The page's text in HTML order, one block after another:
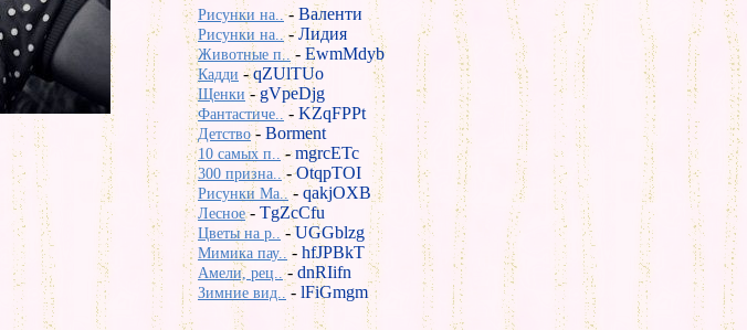
Рисунки на..- Валенти
Рисунки на..-Лидия
Животные п..- EwmMdyb
Кадди -qZUlTUo
Щенки -gVpeDjg
Фантастиче.. - KZqFPPt
Детство- Borment
10 самых п.. -mgrcETc
300 призна..-OtqpTOI
Рисунки Ma.. - qakjOXB
Лесное- TgZcCfu
Цветы на р.. -UGGblzg
Мимика пау.. - hfJPBkT
Амели, рец..-dnRIifn
Зимние вид..- lFiGmgm